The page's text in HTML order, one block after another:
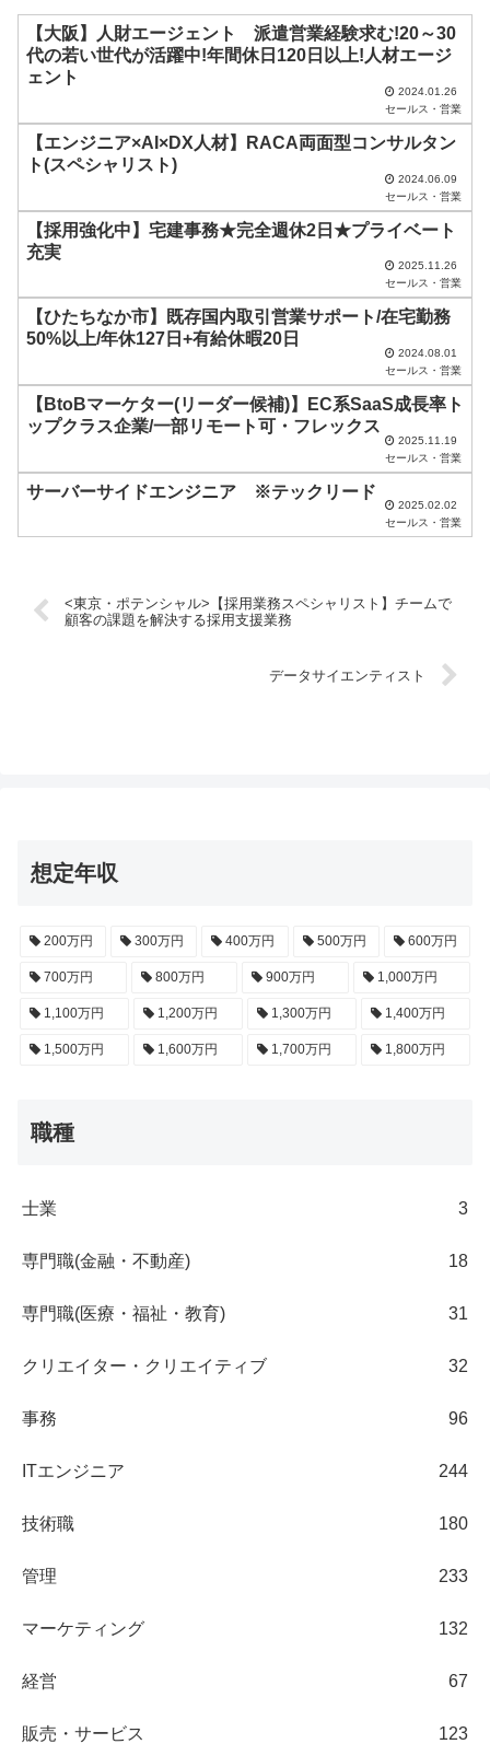
は
の
ま
に
し
だ
。
【大阪】人財エージェント 派遣営業経験求む!20～30
代の若い世代が活躍中!年間休日120日以上!人材エージ
ェント
2024.01.26
セールス・営業
【エンジニア×AI×DX人材】RACA両面型コンサルタン
ト(スペシャリスト)
2024.06.09
セールス・営業
【採用強化中】宅建事務★完全週休2日★プライベート
充実
2025.11.26
セールス・営業
【ひたちなか市】既存国内取引営業サポート/在宅勤務
50%以上/年休127日+有給休暇20日
2024.08.01
セールス・営業
【BtoBマーケター(リーダー候補)】EC系SaaS成長率ト
ップクラス企業/一部リモート可・フレックス
2025.11.19
セールス・営業
サーバーサイドエンジニア ※テックリード
2025.02.02
セールス・営業
<東京・ポテンシャル>【採用業務スペシャリスト】チームで
顧客の課題を解決する採用支援業務
データサイエンティスト
想定年収
200万円 300万円 400万円 500万円 600万円
700万円 800万円 900万円 1,000万円
1,100万円 1,200万円 1,300万円 1,400万円
1,500万円 1,600万円 1,700万円 1,800万円
職種
士業 3
専門職(金融・不動産) 18
専門職(医療・福祉・教育) 31
クリエイター・クリエイティブ 32
事務 96
ITエンジニア 244
技術職 180
管理 233
マーケティング 132
経営 67
販売・サービス 123